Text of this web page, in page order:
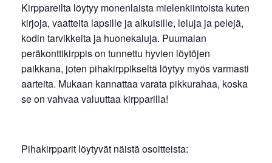
Kirppareilta löytyy monenlaista mielenkiintoista kuten
kirjoja, vaatteita lapsille ja aikuisille, leluja ja pelejä,
kodin tarvikkeita ja huonekaluja. Puumalan
peräkonttikirppis on tunnettu hyvien löytöjen
paikkana, joten pihakirppikseltä löytyy myös varmasti
aarteita. Mukaan kannattaa varata pikkurahaa, koska
se on vahvaa valuuttaa kirpparilla!
Pihakirpparit löytyvät näistä osoitteista: